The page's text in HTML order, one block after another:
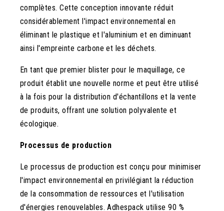
complètes. Cette conception innovante réduit
considérablement l'impact environnemental en
éliminant le plastique et l'aluminium et en diminuant
ainsi l'empreinte carbone et les déchets.
En tant que premier blister pour le maquillage, ce
produit établit une nouvelle norme et peut être utilisé
à la fois pour la distribution d'échantillons et la vente
de produits, offrant une solution polyvalente et
écologique.
Processus de production
Le processus de production est conçu pour minimiser
l'impact environnemental en privilégiant la réduction
de la consommation de ressources et l'utilisation
d'énergies renouvelables. Adhespack utilise 90 %